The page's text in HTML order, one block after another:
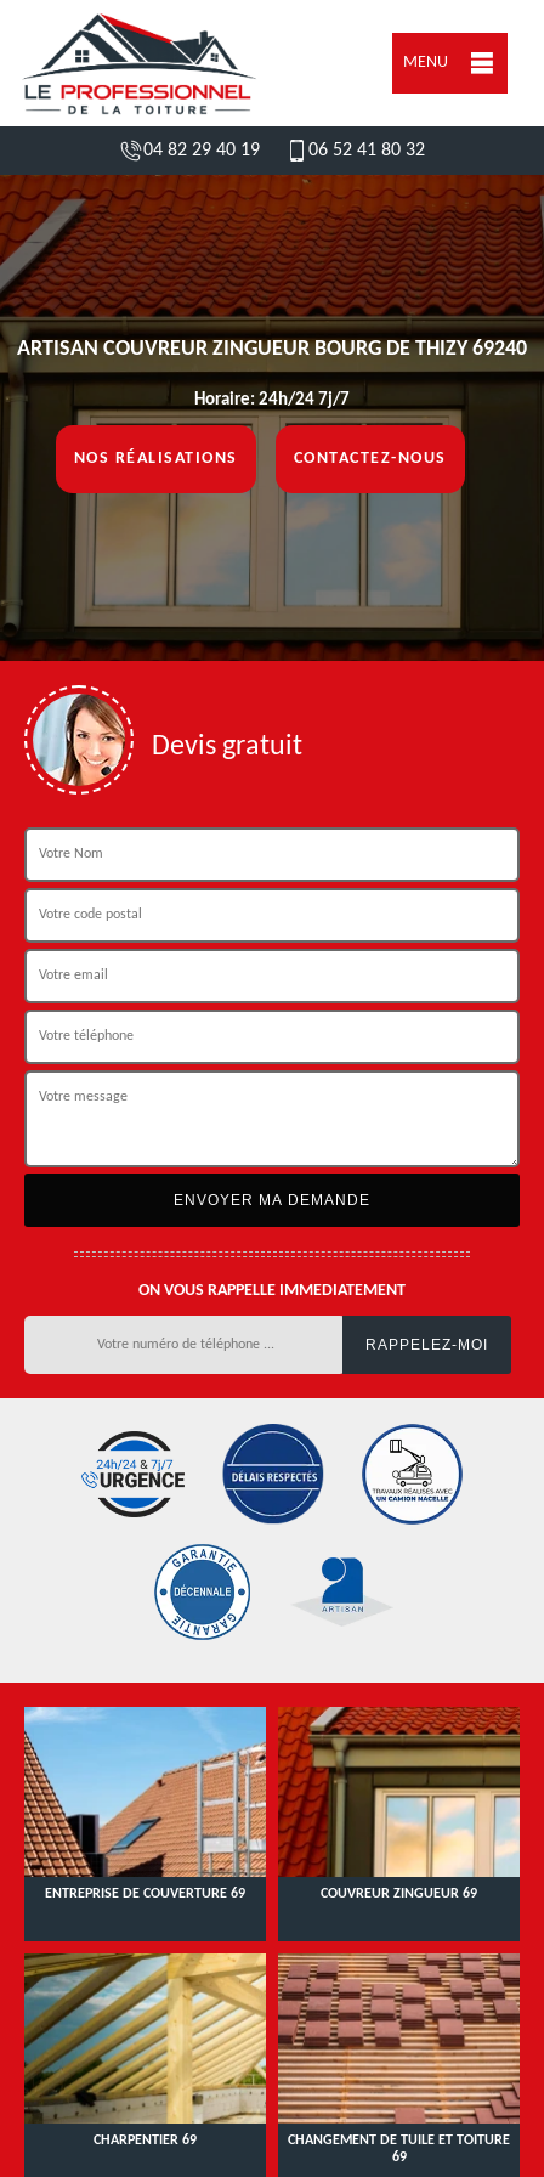
MENU
04 82 29 40 19 06 52 41 80 32
ARTISAN COUVREUR ZINGUEUR BOURG DE THIZY 69240
Horaire: 24h/24 7j/7
NOS RÉALISATIONS CONTACTEZ-NOUS
Devis gratuit
ON VOUS RAPPELLE IMMEDIATEMENT
ENTREPRISE DE COUVERTURE 69 COUVREUR ZINGUEUR 69
CHARPENTIER 69
CHANGEMENT DE TUILE ET TOITURE
69